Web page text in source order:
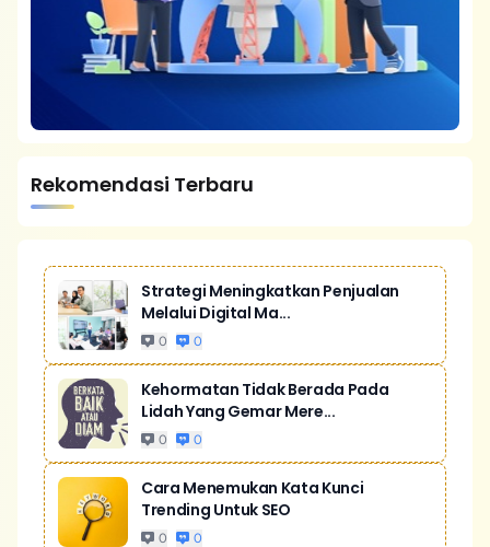
Rekomendasi Terbaru
Strategi Meningkatkan Penjualan
Melalui Digital Ma...
0 0
Kehormatan Tidak Berada Pada
Lidah Yang Gemar Mere...
0 0
Cara Menemukan Kata Kunci
Trending Untuk SEO
0 0